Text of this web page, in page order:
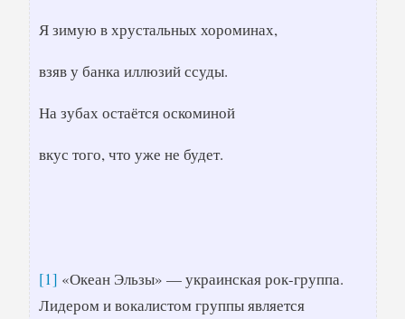
Я зимую в хрустальных хороминах,
взяв у банка иллюзий ссуды.
На зубах остаётся оскоминой
вкус того, что уже не будет.
[1] «Океан Эльзы» — украинская рок-группа.
Лидером и вокалистом группы является